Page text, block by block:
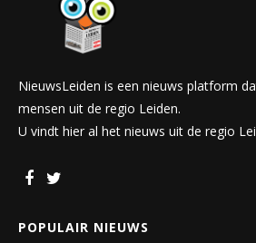
NieuwsLeiden is een nieuws platform
mensen uit de regio Leiden.
U vindt hier al het nieuws uit de regio
POPULAIR NIEUWS